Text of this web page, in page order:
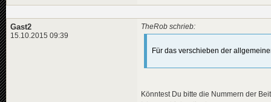
Gast2
15.10.2015 09:39
TheRob schrieb:
Für das verschieben der
Könntest Du bitte die Nummern der